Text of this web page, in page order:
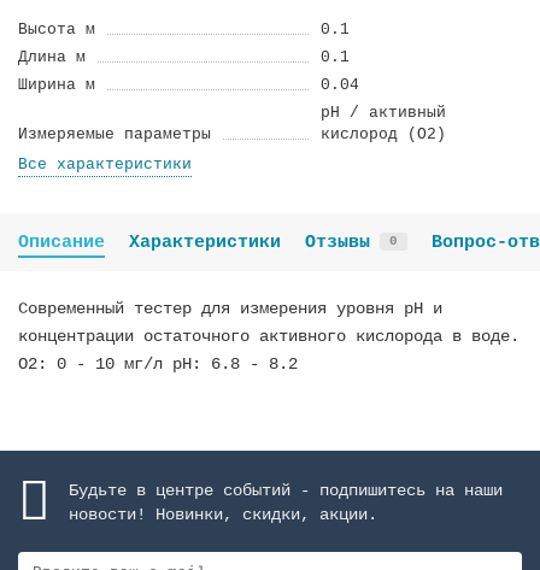
Высота м
0.1
Длина м
0.1
Ширина м
0.04
Измеряемые параметры
pH / активный
кислород (О2)
Все характеристики
Описание Характеристики Отзывы 0 Вопрос-
Современный тестер для измерения уровня pH и
концентрации остаточного активного кислорода в воде.
O2: 0 - 10 мг/л pH: 6.8 - 8.2
Будьте в центре событий - подпишитесь на наши
новости! Новинки, скидки, акции.